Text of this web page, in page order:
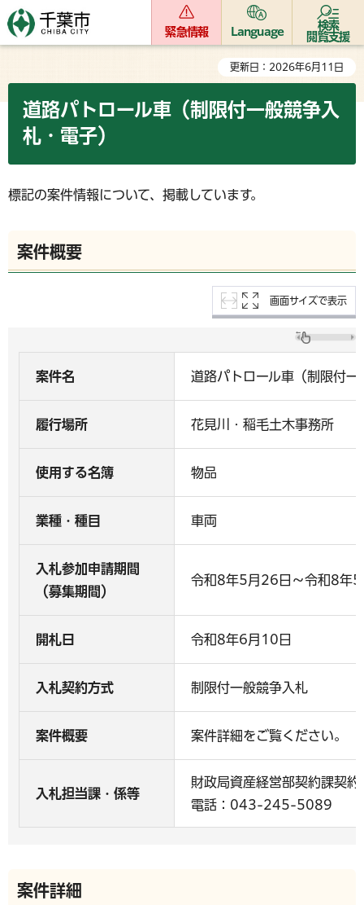
緊急情報 Language
検索
閲覧支援
更新日：2026年6月11日
道路パトロール車（制限付一般競争入
札・電子）
標記の案件情報について、掲載しています。
案件概要
画面サイズで表示
案件名 道路パトロール車（制限付
履行場所 花見川・稲毛土木事務所
使用する名簿 物品
業種・種目 車両
入札参加申請期間
（募集期間）
令和8年5月26日～令和8年
開札日 令和8年6月10日
入札契約方式 制限付一般競争入札
案件概要 案件詳細をご覧ください。
入札担当課・係等
財政局資産経営部契約課契約
電話：043-245-5089
案件詳細